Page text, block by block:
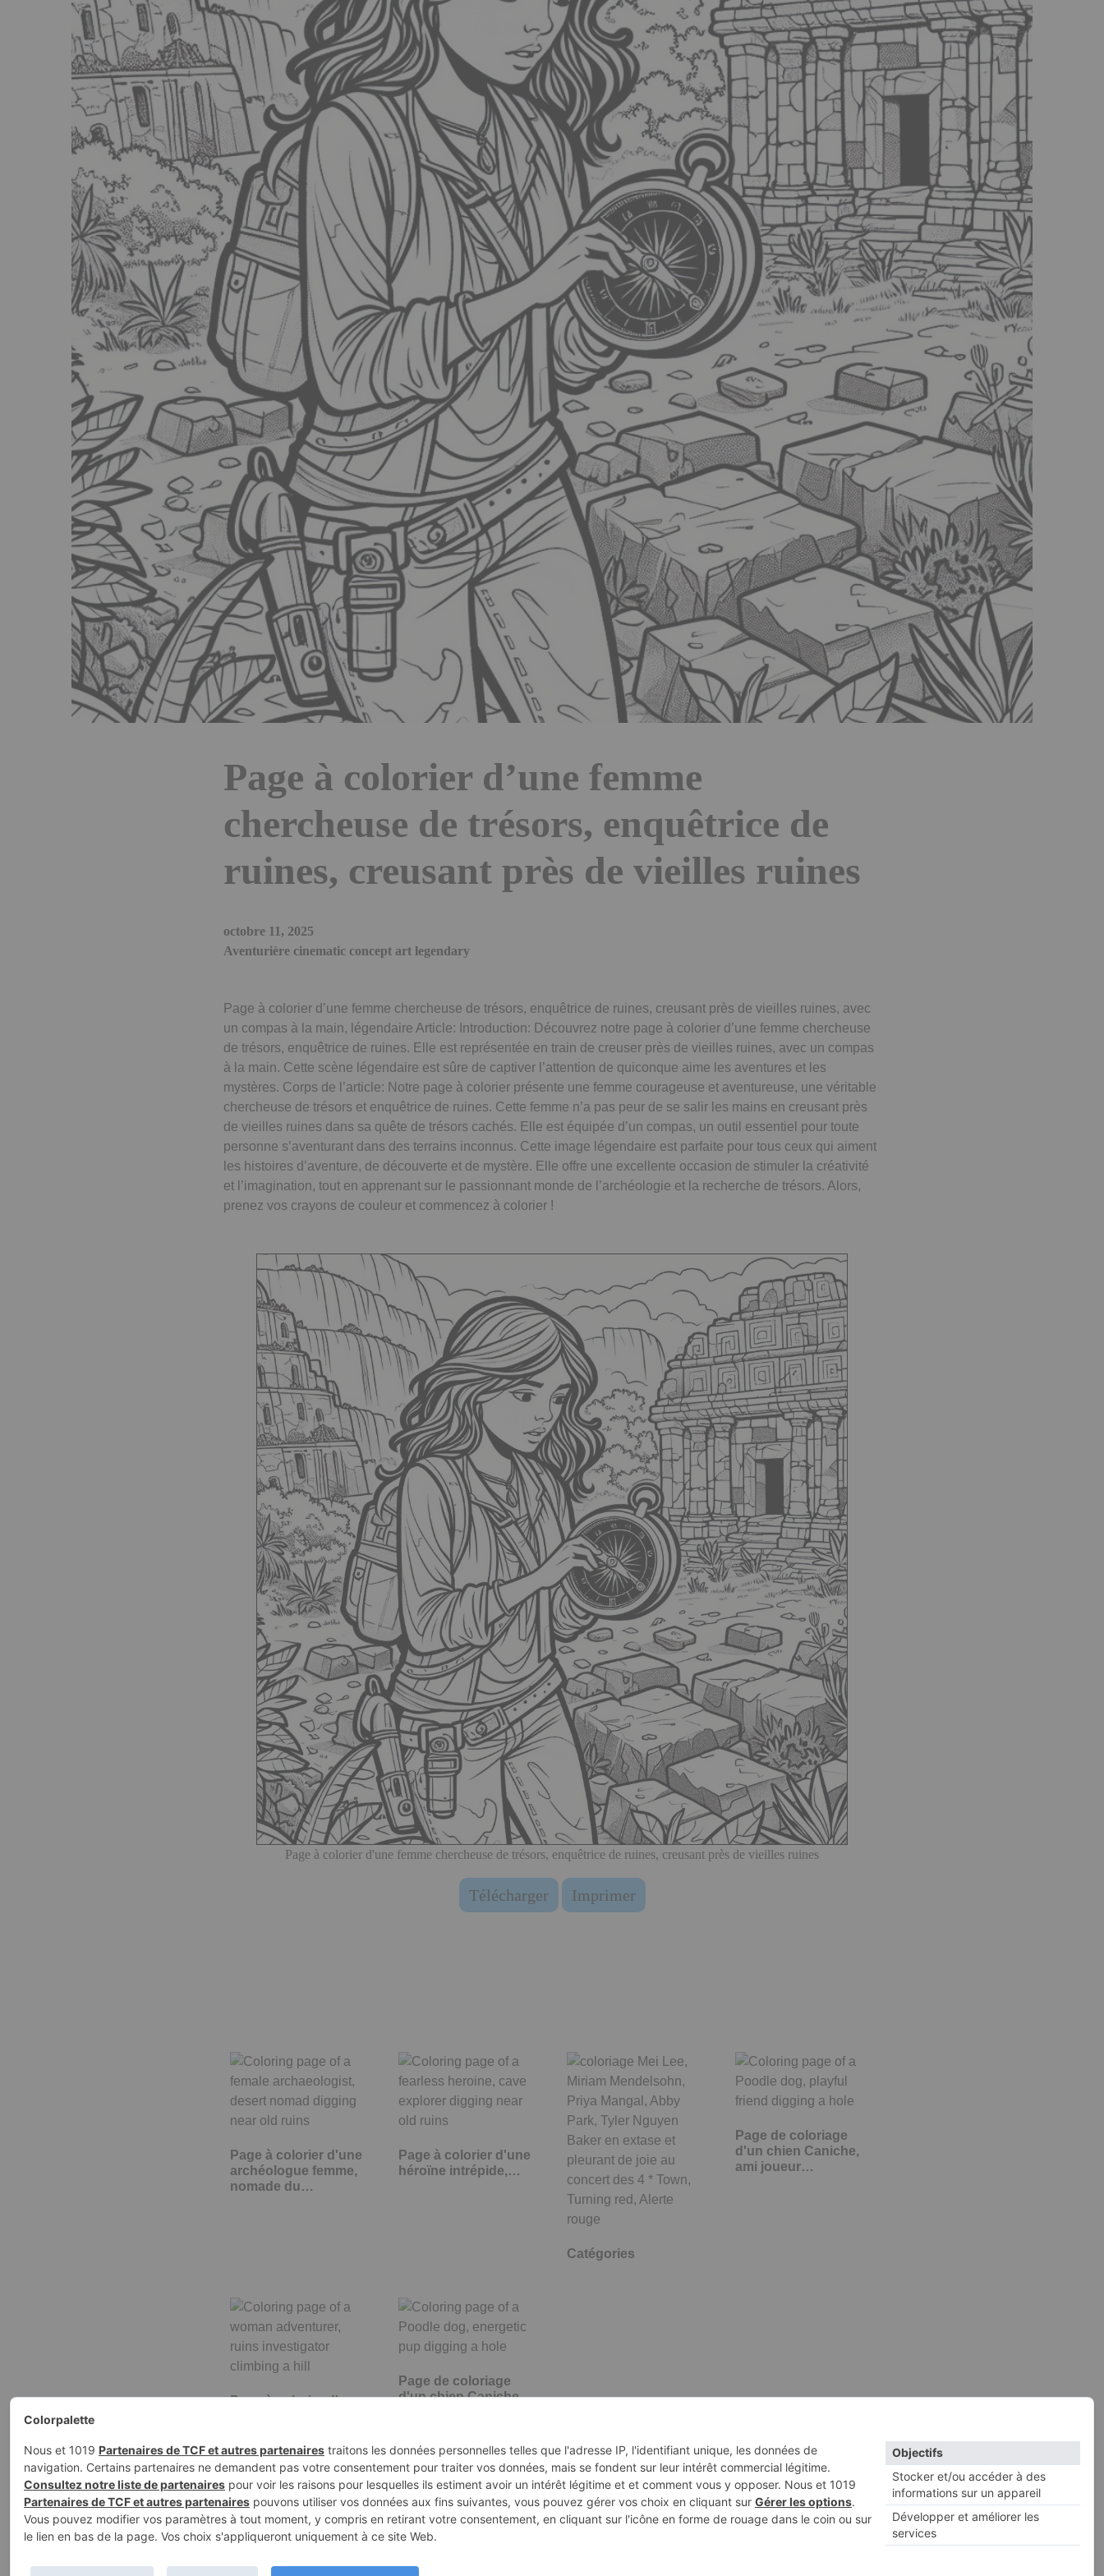
Page à colorier d’une femme
chercheuse de trésors, enquêtrice de
ruines, creusant près de vieilles ruines
octobre 11, 2025
Aventurière cinematic concept art legendary
Page à colorier d’une femme chercheuse de trésors, enquêtrice de ruines, creusant près de vieilles ruines, avec
un compas à la main, légendaire Article: Introduction: Découvrez notre page à colorier d’une femme chercheuse
de trésors, enquêtrice de ruines. Elle est représentée en train de creuser près de vieilles ruines, avec un compas
à la main. Cette scène légendaire est sûre de captiver l’attention de quiconque aime les aventures et les
mystères. Corps de l’article: Notre page à colorier présente une femme courageuse et aventureuse, une véritable
chercheuse de trésors et enquêtrice de ruines. Cette femme n’a pas peur de se salir les mains en creusant près
de vieilles ruines dans sa quête de trésors cachés. Elle est équipée d’un compas, un outil essentiel pour toute
personne s’aventurant dans des terrains inconnus. Cette image légendaire est parfaite pour tous ceux qui aiment
les histoires d’aventure, de découverte et de mystère. Elle offre une excellente occasion de stimuler la créativité
et l’imagination, tout en apprenant sur le passionnant monde de l’archéologie et la recherche de trésors. Alors,
prenez vos crayons de couleur et commencez à colorier !
Page à colorier d'une femme chercheuse de trésors, enquêtrice de ruines, creusant près de vieilles ruines
Télécharger Imprimer
Page à colorier d'une
archéologue femme,
nomade du…
Page à colorier d'une
héroïne intrépide,…
Catégories
Page de coloriage
d'un chien Caniche,
ami joueur…
Page à colorier d'une
Page de coloriage
d'un chien Caniche,